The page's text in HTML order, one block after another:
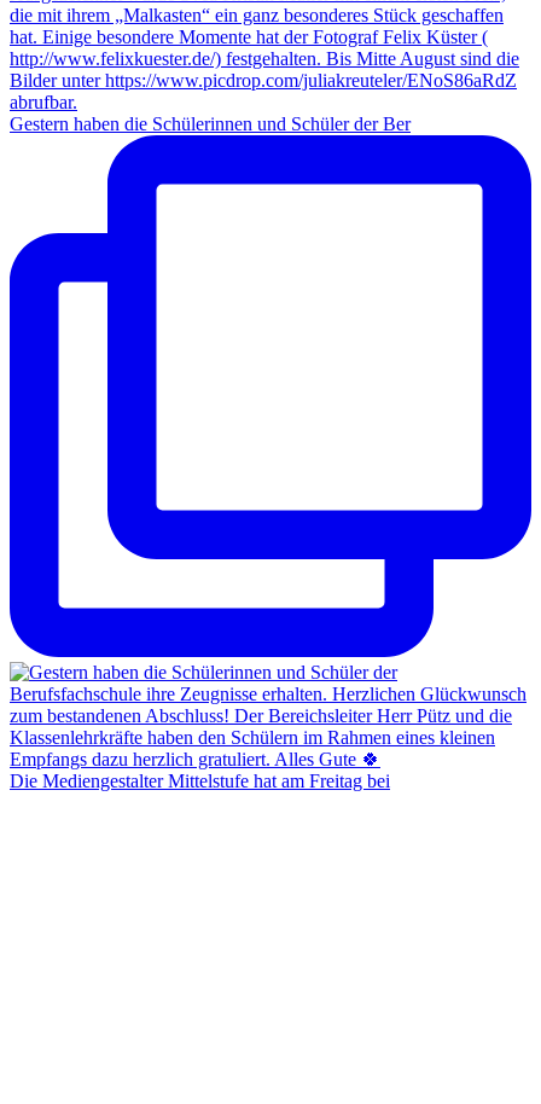
Gestern haben die Schülerinnen und Schüler der Ber
Die Mediengestalter Mittelstufe hat am Freitag bei